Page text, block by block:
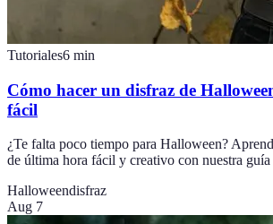
Tutoriales6 min
Cómo hacer un disfraz de
fácil
¿Te falta poco tiempo para Halloween?
de última hora fácil y creativo con nuestra guía
Halloweendisfraz
Aug 7